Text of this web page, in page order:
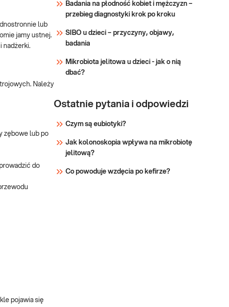
lub
jamy ustnej.
nadżerki.
Należy
zębowe lub po
do
pojawia się
Badania na płodność kobiet i mężczyzn –
przebieg diagnostyki krok po kroku
SIBO u dzieci – przyczyny, objawy,
badania
Mikrobiota jelitowa u dzieci - jak o nią
dbać?
Ostatnie pytania i odpowiedzi
Czym są eubiotyki?
Jak kolonoskopia wpływa na mikrobiotę
jelitową?
Co powoduje wzdęcia po kefirze?